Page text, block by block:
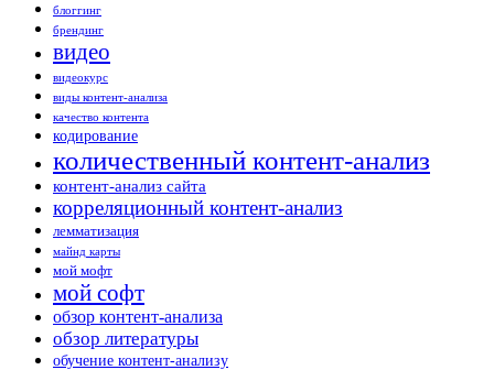
блоггинг
брендинг
видео
видеокурс
виды контент-анализа
качество контента
кодирование
количественный контент-анализ
контент-анализ сайта
корреляционный контент-анализ
лемматизация
майнд карты
мой мофт
мой софт
обзор контент-анализа
обзор литературы
обучение контент-анализу